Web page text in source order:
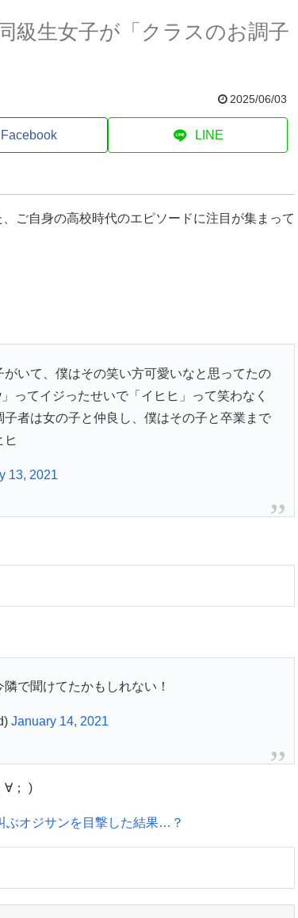
級生女子が「クラスのお調子
2025/06/03
Facebook LINE
ご自身の高校時代のエピソードに注目が集まって
いて、僕はその笑い方可愛いなと思ってたの
ってイジったせいで「イヒヒ」って笑わなく
者は女の子と仲良し、僕はその子と卒業まで
ヒ
13, 2021
で聞けてたかもしれない！
January 14, 2021
∀； )
ぶオジサンを目撃した結果…？